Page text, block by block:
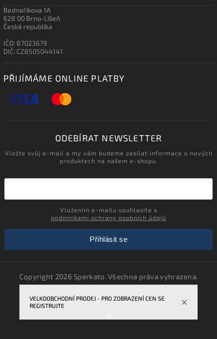
VELKOOBCHODNÍ PRODEJ - PRO ZOBRAZENÍ CEN SE
REGISTRUJTE
Bednaříkova 1A
628 00 Brno-Líšeň
Česká republika
IČO: 87023679
DIČ: CZ8505044141
PŘIJÍMÁME ONLINE PLATBY
ODEBÍRAT NEWSLETTER
Vložte svůj e-mail a my vám budeme zasílat informace o nových
produktech na našem e-shopu.
podmínkami ochrany osobních údajů
Přihlásit se
Copyright 2026 Sperkato. Všechna práva vyhrazena.
VytvořilShoptet| DesignShoptak.cz.